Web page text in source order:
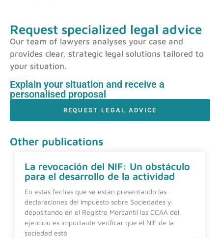
Request specialized legal advice
Our team of lawyers analyses your case and
provides clear, strategic legal solutions tailored to
your situation.
Explain your situation and receive a
personalised proposal
REQUEST LEGAL ADVICE
Other publications
La revocación del NIF: Un obstáculo
para el desarrollo de la actividad
En estas fechas que se están presentando las
declaraciones del Impuesto sobre Sociedades y
depositando en el Registro Mercantil las CCAA del
ejercicio es importante verificar que el NIF de la
sociedad está